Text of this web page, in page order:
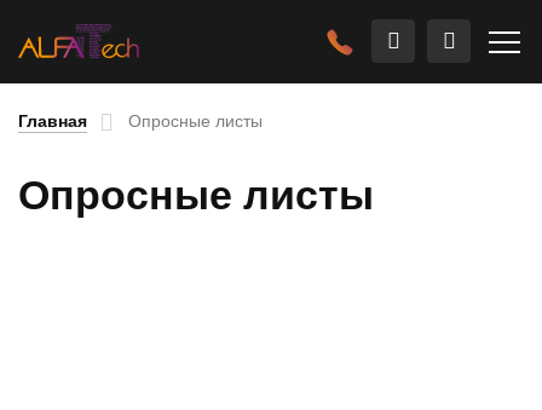
Главная Опросные листы
Опросные листы